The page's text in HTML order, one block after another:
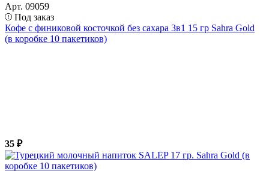
Арт. 09059
Под заказ
Кофе с финиковой косточкой без сахара 3в1 15 гр Sahra Gold
(в коробке 10 пакетиков)
35 ₽